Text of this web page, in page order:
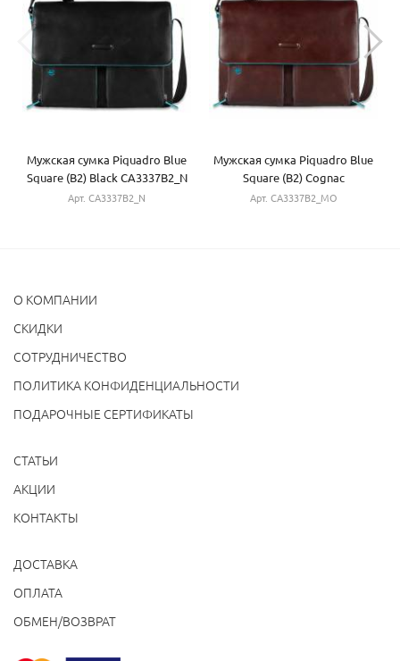
Мужская сумка Piquadro Blue
Square (B2) Black CA3337B2_N
Арт. CA3337B2_N
Мужская сумка Piquadro Blue
Square (B2) Cognac
CA3337B2_MO
Арт. CA3337B2_MO
О КОМПАНИИ
CКИДКИ
СОТРУДНИЧЕСТВО
ПОЛИТИКА КОНФИДЕНЦИАЛЬНОСТИ
ПОДАРОЧНЫЕ СЕРТИФИКАТЫ
СТАТЬИ
АКЦИИ
КОНТАКТЫ
ДОСТАВКА
ОПЛАТА
ОБМЕН/ВОЗВРАТ